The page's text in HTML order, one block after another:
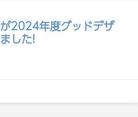
2024年度グッドデザ
した!